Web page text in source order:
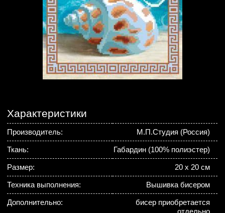
Характеристики
Производитель: М.П.Студия (Россия)
Ткань: Габардин (100% полиэстер)
Размер: 20 х 20 см
Техника выполнения: Вышивка бисером
Дополнительно:
бисер приобретается
отдельно